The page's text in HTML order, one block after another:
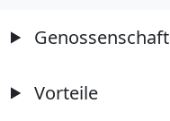
Genossenschaft
Vorteile